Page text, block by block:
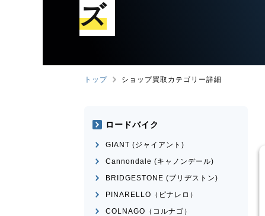
ズ
トップ ショップ買取カテゴリー詳細
ロードバイク
GIANT (ジャイアント)
Cannondale (キャノンデール)
BRIDGESTONE (ブリヂストン)
PINARELLO（ピナレロ）
COLNAGO（コルナゴ）